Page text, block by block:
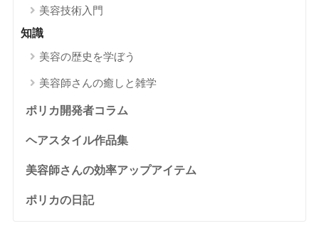
美容技術入門
知識
美容の歴史を学ぼう
美容師さんの癒しと雑学
ポリカ開発者コラム
ヘアスタイル作品集
美容師さんの効率アップアイテム
ポリカの日記